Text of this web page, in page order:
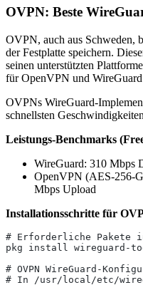
OVPN: Beste
OVPN, auch aus Schweden,
der Festplatte speichern.
seinen unterstützten
für OpenVPN und WireGuard
OVPNs WireGuard-
schnellsten
Leistungs-Benchmarks
WireGuard: 310 Mbps
OpenVPN (AES-256-
Mbps Upload
Installationsschritte für
# Erforderliche Pakete
pkg install wireguard-
# OVPN WireGuard-
# In /usr/local/etc/